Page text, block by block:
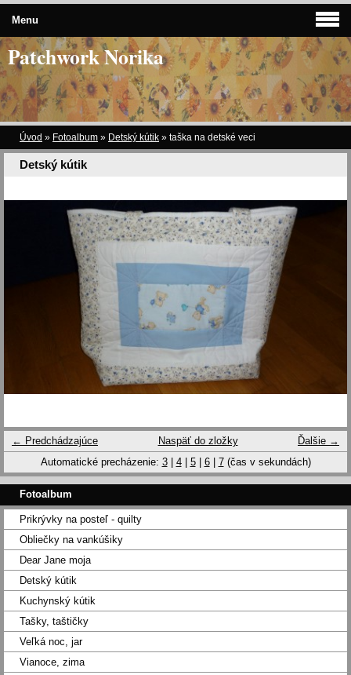
Patchwork Norika
Úvod » Fotoalbum » Detský kútik » taška na detské veci
Detský kútik
← Predchádzajúce Ďalšie →
Naspäť do zložky
Automatické precházenie: 3| 4| 5| 6| 7(čas v sekundách)
Menu
Fotoalbum
Prikrývky na posteľ - quilty
Obliečky na vankúšiky
Dear Jane moja
Detský kútik
Kuchynský kútik
Tašky, taštičky
Veľká noc, jar
Vianoce, zima